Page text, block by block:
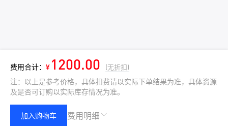
费用合计： ¥ 1200.00 (无折扣)
注：以上是参考价格，具体扣费请以实际下单结果为准，具体资源
及是否可订购以实际库存情况为准。
费用明细
加入购物车